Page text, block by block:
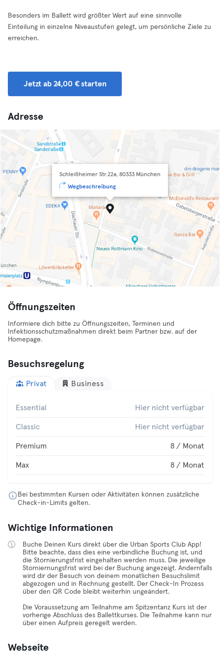
Besonders im Ballett wird größter Wert auf eine sinnvolle
Einteilung in einzelne Niveaustufen gelegt, um persönliche Ziele zu
erreichen.
Jetzt ab 24,00 € starten
Adresse
Schleißheimer Str.22a, 80333 München
Wegbeschreibung
Öffnungszeiten
Informiere dich bitte zu Öffnungszeiten, Terminen und
Infektionsschutzmaßnahmen direkt beim Partner bzw. auf der
Homepage.
Besuchsregelung
Privat Business
Essential Hier nicht verfügbar
Classic Hier nicht verfügbar
Premium 8 / Monat
Max 8 / Monat
Bei bestimmten Kursen oder Aktivitäten können zusätzliche
Check-in-Limits gelten.
Wichtige Informationen
Buche Deinen Kurs direkt über die Urban Sports Club App!
Bitte beachte, dass dies eine verbindliche Buchung ist, und
die Stornierungsfrist eingehalten werden muss. Die jeweilige
Storniernungsfrist wird bei der Buchung angezeigt. Andernfalls
wird dir der Besuch von deinem monatlichen Besuchslimit
abgezogen und in Rechnung gestellt. Der Check-In Prozess
über den QR Code bleibt weiterhin ungeändert.
Die Voraussetzung am Teilnahme am Spitzentanz Kurs ist der
vorherige Abschluss des Ballettkurses. Die Teilnahme kann nur
über einen Aufpreis geregelt werden.
Webseite